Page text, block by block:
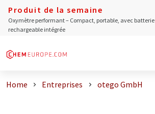
Produit de la semaine
Oxymètre performant – Compact, portable, avec batterie
rechargeable intégrée
Home Entreprises otego GmbH